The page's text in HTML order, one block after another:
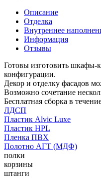
Описание
Отделка
Внутреннее
Информация
Отзывы
Готовы изготовить шкафы-
конфигурации.
Декор и отделку фасадов
Возможно сочетание
Бесплатная сборка в
ЛДСП
Пластик Alvic Luxe
Пластик HPL
Пленка ПВХ
Полотно АГТ (МДФ)
полки
корзины
штанги